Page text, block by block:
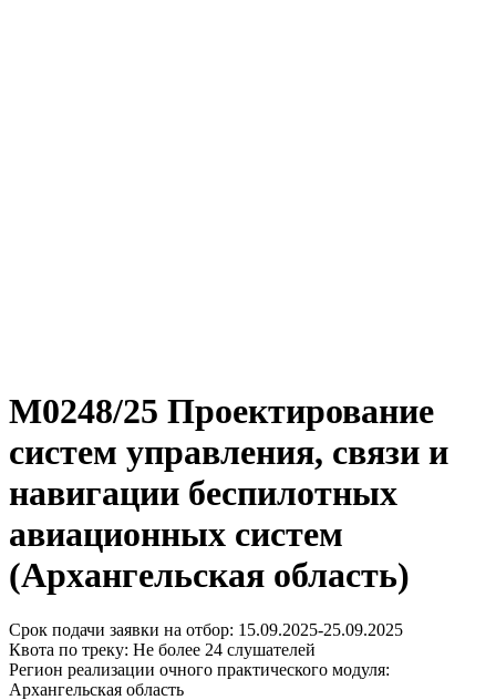
М0248/25 Проектирование
систем управления, связи и
навигации беспилотных
авиационных систем
(Архангельская область)
Срок подачи заявки на отбор: 15.09.2025-25.09.2025
Квота по треку: Не более 24 слушателей
Регион реализации очного практического модуля:
Архангельская область